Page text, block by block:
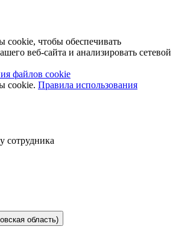
чтобы обеспечивать
веб-сайта и анализировать сетевой
файлов cookie
cookie. Правила использования
сотрудника
область)